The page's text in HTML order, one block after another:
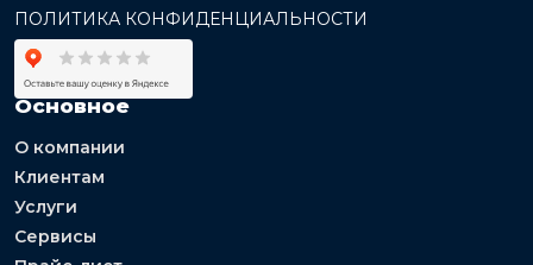
ПОЛИТИКА КОНФИДЕНЦИАЛЬНОСТИ
Основное
О компании
Клиентам
Услуги
Сервисы